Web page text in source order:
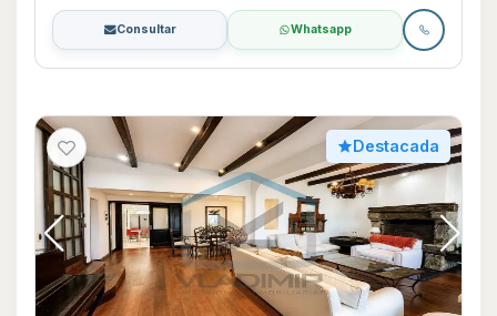
Consultar Whatsapp
Destacada